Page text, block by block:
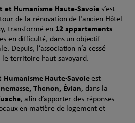
et Humanisme Haute‑Savoies’est
de la rénovation de l’ancien Hôtel
transformé en 12 appartements
en difficulté, dans un objectif
Depuis, l’association n’a cessé
le territoire haut‑savoyard.
Haute‑Savoieest
Thonon, Évian, dans la
, afin d’apporter des réponses
en matière de logement et